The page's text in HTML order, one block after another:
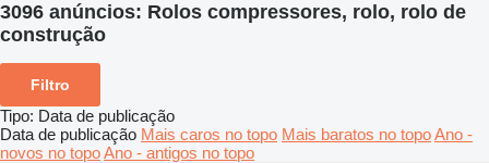
3096 anúncios: Rolos compressores, rolo, rolo de
construção
Filtro
Tipo: Data de publicação
Data de publicação Mais caros no topo Mais baratos no topoAno -
novos no topoAno - antigos no topo